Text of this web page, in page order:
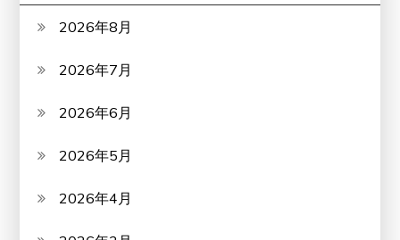
2026年8月
2026年7月
2026年6月
2026年5月
2026年4月